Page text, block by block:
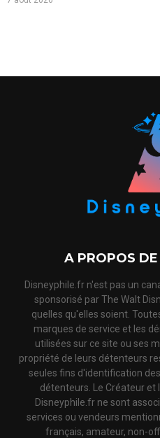
A PROPOS
Disneyphile.fr n'est pas un
sponsorisé par The Walt
quelles qu'elles soient.
marques de service et les
utilisées sur ce site ou ses
propriété de leurs détenteurs
seules fins d'identification
détenteurs. Le Créateur et
Disneyphile.fr ne sont
services ou vendeurs
français, amateur, non-